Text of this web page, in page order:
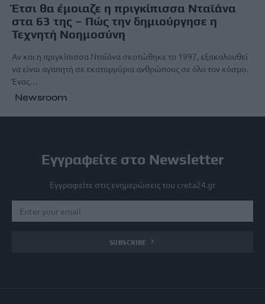
Έτσι θα έμοιαζε η πριγκίπισσα Νταϊάνα
στα 63 της – Πώς την δημιούργησε η
Τεχνητή Νοημοσύνη
Αν και η πριγκίπισσα Νταϊάνα σκοτώθηκε το 1997, εξακολουθεί
να είναι αγαπητή σε εκατομμύρια ανθρώπους σε όλο τον κόσμο.
Ένας…
Newsroom
Εγγραφείτε στο Newsletter
Εγγραφείτε στις ενημερώσεις του creta24.gr
SUBSCRIBE